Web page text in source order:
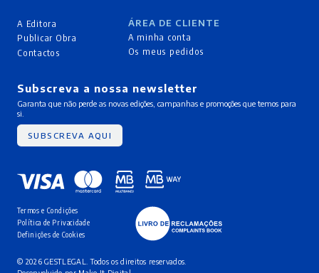
A Editora
Publicar Obra
Contactos
ÁREA DE CLIENTE
A minha conta
Os meus pedidos
Subscreva a nossa newsletter
Garanta que não perde as novas edições, campanhas e promoções que temos para
si.
SUBSCREVA AQUI
Termos e Condições
Política de Privacidade
Definições de Cookies
© 2026 GESTLEGAL. Todos os direitos reservados.